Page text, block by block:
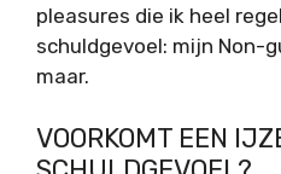
pleasures die ik heel
schuldgevoel: mijn Non-
maar.
VOORKOMT EEN